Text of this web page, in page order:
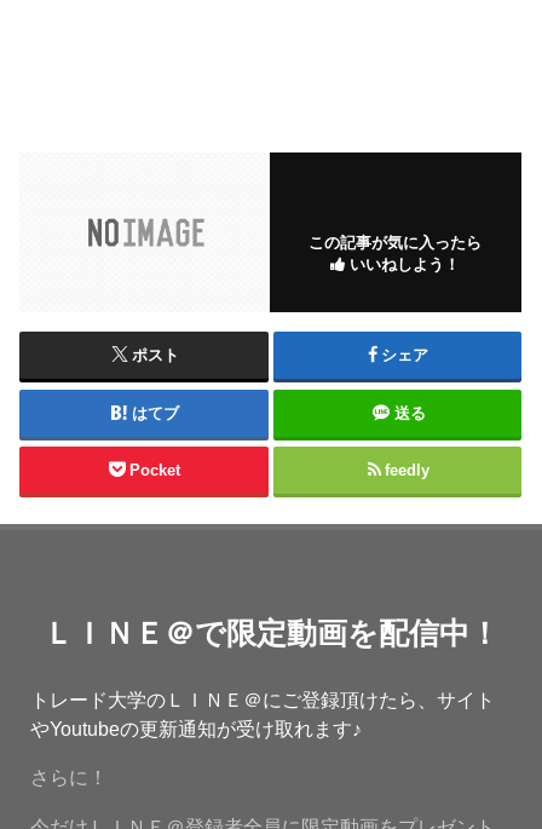
この記事が気に入ったら
いいねしよう！
ポスト シェア
はてブ 送る
Pocket feedly
ＬＩＮＥ＠で限定動画を配信中！
トレード大学のＬＩＮＥ＠にご登録頂けたら、サイト
やYoutubeの更新通知が受け取れます♪
さらに！